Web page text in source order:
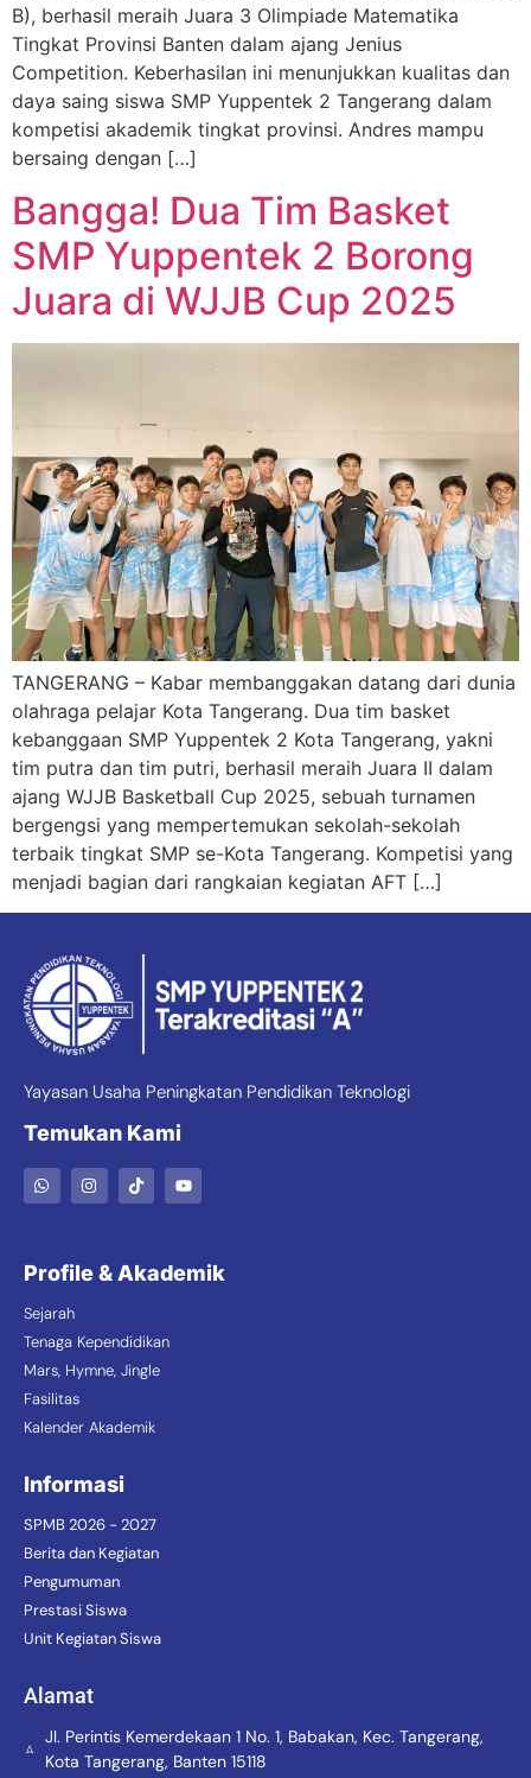
B), berhasil meraih Juara 3 Olimpiade Matematika
Tingkat Provinsi Banten dalam ajang Jenius
Competition. Keberhasilan ini menunjukkan kualitas dan
daya saing siswa SMP Yuppentek 2 Tangerang dalam
kompetisi akademik tingkat provinsi. Andres mampu
bersaing dengan […]
Bangga! Dua Tim Basket
SMP Yuppentek 2 Borong
Juara di WJJB Cup 2025
TANGERANG – Kabar membanggakan datang dari dunia
olahraga pelajar Kota Tangerang. Dua tim basket
kebanggaan SMP Yuppentek 2 Kota Tangerang, yakni
tim putra dan tim putri, berhasil meraih Juara II dalam
ajang WJJB Basketball Cup 2025, sebuah turnamen
bergengsi yang mempertemukan sekolah-sekolah
terbaik tingkat SMP se-Kota Tangerang. Kompetisi yang
menjadi bagian dari rangkaian kegiatan AFT […]
Yayasan Usaha Peningkatan Pendidikan Teknologi
Temukan Kami
Profile & Akademik
Sejarah
Tenaga Kependidikan
Mars, Hymne, Jingle
Fasilitas
Kalender Akademik
Informasi
SPMB 2026 - 2027
Berita dan Kegiatan
Pengumuman
Prestasi Siswa
Unit Kegiatan Siswa
Alamat
Jl. Perintis Kemerdekaan 1 No. 1, Babakan, Kec. Tangerang,
Kota Tangerang, Banten 15118